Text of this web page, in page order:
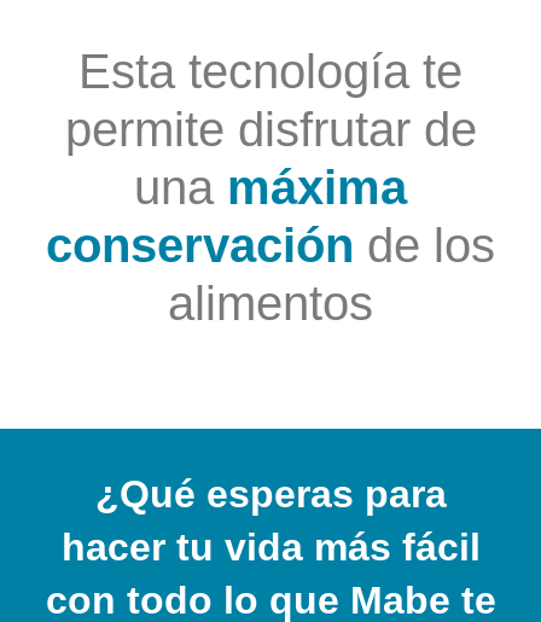
Esta tecnología te
permite disfrutar de
una máxima
conservación de los
alimentos
¿Qué esperas para
hacer tu vida más fácil
con todo lo que Mabe te